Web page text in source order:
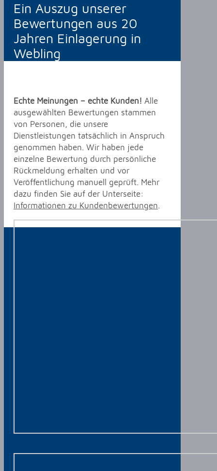
Ein Auszug unserer
Bewertungen aus 20
Jahren Einlagerung in
Webling
Echte Meinungen – echte Kunden! Alle
ausgewählten Bewertungen stammen
von Personen, die unsere
Dienstleistungen tatsächlich in Anspruch
genommen haben. Wir haben jede
einzelne Bewertung durch persönliche
Rückmeldung erhalten und vor
Veröffentlichung manuell geprüft. Mehr
dazu finden Sie auf der Unterseite:
Informationen zu Kundenbewertungen.